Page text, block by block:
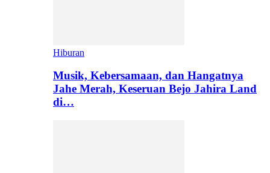
Hiburan
Musik, Kebersamaan, dan Hangatnya
Jahe Merah, Keseruan Bejo Jahira Land
di…